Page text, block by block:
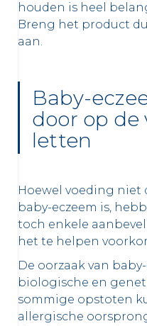
houden is heel
Breng het product
aan.
Baby-
door op
letten
Hoewel voeding niet
baby-eczeem is,
toch enkele
het te helpen
De oorzaak van
biologische en
sommige opstoten
allergische